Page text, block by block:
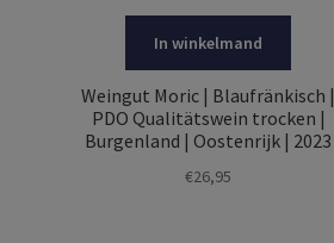
In winkelmand
Weingut Moric | Blaufränkisch |
PDO Qualitätswein trocken |
Burgenland | Oostenrijk | 2023
€26,95